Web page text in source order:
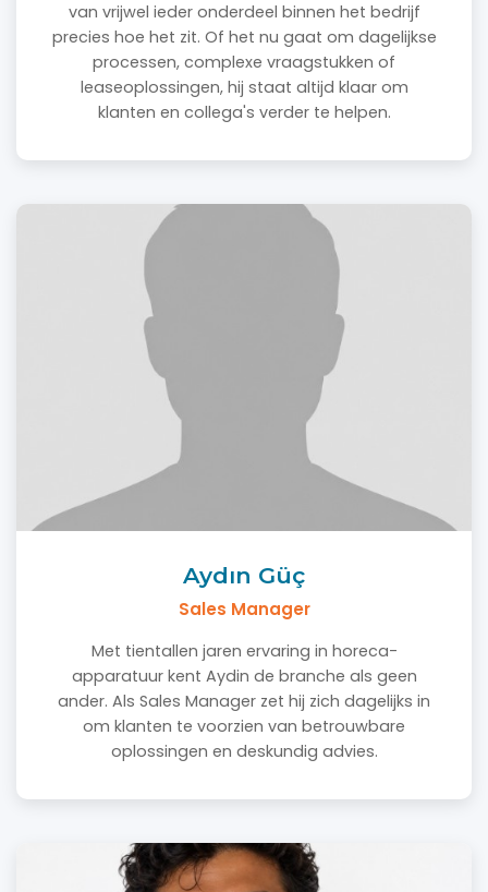
van vrijwel ieder onderdeel binnen het bedrijf
precies hoe het zit. Of het nu gaat om dagelijkse
processen, complexe vraagstukken of
leaseoplossingen, hij staat altijd klaar om
klanten en collega's verder te helpen.
Aydın Güç
Sales Manager
Met tientallen jaren ervaring in horeca-
apparatuur kent Aydin de branche als geen
ander. Als Sales Manager zet hij zich dagelijks in
om klanten te voorzien van betrouwbare
oplossingen en deskundig advies.